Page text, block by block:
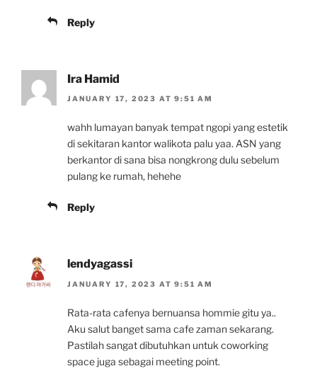
Reply
Ira Hamid
JANUARY 17, 2023 AT 9:51 AM
wahh lumayan banyak tempat ngopi yang estetik
di sekitaran kantor walikota palu yaa. ASN yang
berkantor di sana bisa nongkrong dulu sebelum
pulang ke rumah, hehehe
Reply
lendyagassi
JANUARY 17, 2023 AT 9:51 AM
Rata-rata cafenya bernuansa hommie gitu ya..
Aku salut banget sama cafe zaman sekarang.
Pastilah sangat dibutuhkan untuk coworking
space juga sebagai meeting point.